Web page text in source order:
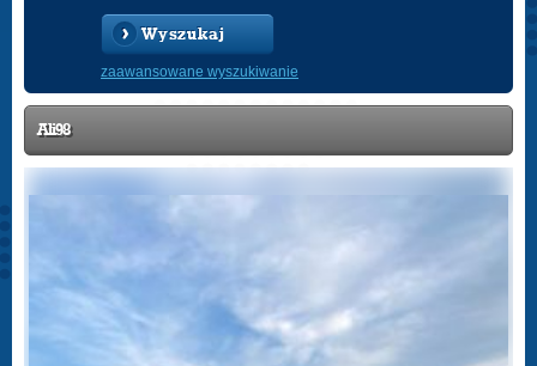
Wyszukaj
zaawansowane wyszukiwanie
Ali98